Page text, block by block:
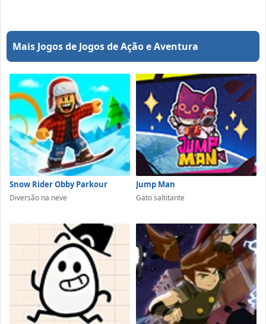
Mais Jogos de Jogos de Ação e Aventura
Snow Rider Obby Parkour
Diversão na neve
Jump Man
Gato saltitante